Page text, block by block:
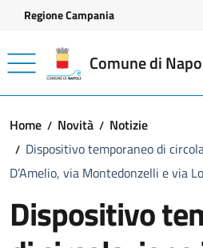
Vai ai contenuti
Vai al footer
Regione Campania
Comune di
Home Novità
Notizie
Dispositivo temporaneo di
D’Amelio, via Montedonzelli e via
Dispositivo